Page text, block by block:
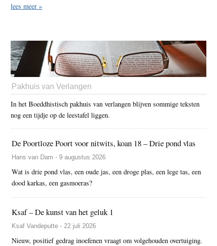
lees meer »
Pakhuis van Verlangen
In het Boeddhistisch pakhuis van verlangen blijven sommige teksten
nog een tijdje op de leestafel liggen.
De Poortloze Poort voor nitwits, koan 18 – Drie pond vlas
Hans van Dam - 9 augustus 2026
Wat is drie pond vlas, een oude jas, een droge plas, een lege tas, een
dood karkas, een gasmoeras?
Ksaf – De kunst van het geluk 1
Ksaf Vandeputte - 22 juli 2026
Nieuw, positief gedrag inoefenen vraagt om volgehouden overtuiging.